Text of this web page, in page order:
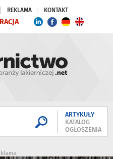
REKLAMA KONTAKT
ARTYKUŁY
KATALOG
OGŁOSZENIA